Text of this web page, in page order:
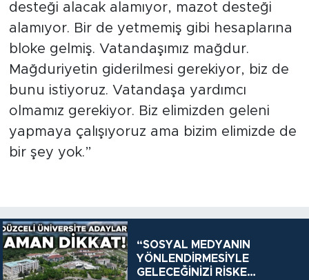
desteği alacak alamıyor, mazot desteği
alamıyor. Bir de yetmemiş gibi hesaplarına
bloke gelmiş. Vatandaşımız mağdur.
Mağduriyetin giderilmesi gerekiyor, biz de
bunu istiyoruz. Vatandaşa yardımcı
olmamız gerekiyor. Biz elimizden geleni
yapmaya çalışıyoruz ama bizim elimizde de
bir şey yok.”
“SOSYAL MEDYANIN
YÖNLENDİRMESİYLE
GELECEĞİNİZİ RİSKE